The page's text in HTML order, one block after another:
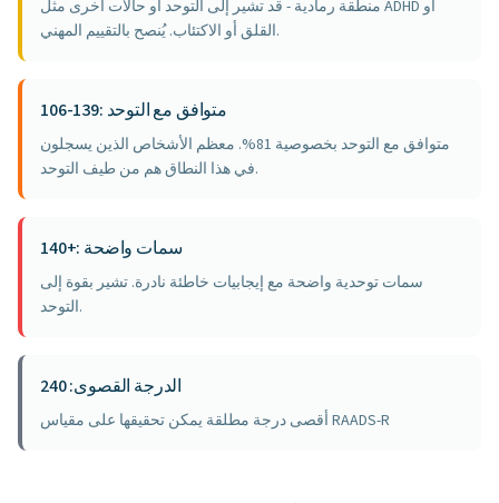
منطقة رمادية - قد تشير إلى التوحد أو حالات أخرى مثل ADHD أو
القلق أو الاكتئاب. يُنصح بالتقييم المهني.
106-139: متوافق مع التوحد
متوافق مع التوحد بخصوصية 81%. معظم الأشخاص الذين يسجلون
في هذا النطاق هم من طيف التوحد.
140+: سمات واضحة
سمات توحدية واضحة مع إيجابيات خاطئة نادرة. تشير بقوة إلى
التوحد.
الدرجة القصوى: 240
أقصى درجة مطلقة يمكن تحقيقها على مقياس RAADS-R